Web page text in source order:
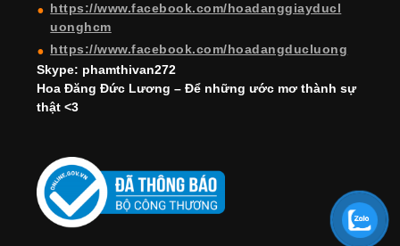
https://www.facebook.com/hoadanggiayducl
uonghcm
https://www.facebook.com/hoadangducluong
Skype: phamthivan272
Hoa Đăng Đức Lương – Để những ước mơ thành sự
thật <3